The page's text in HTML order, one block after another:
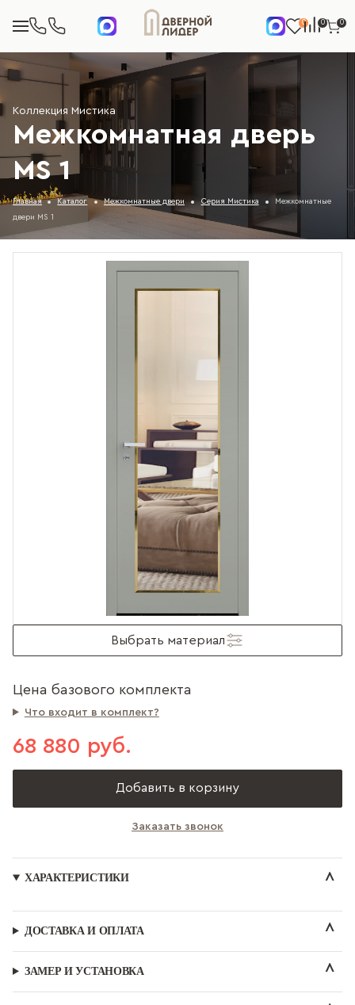
0 0 0
Коллекция Мистика
Межкомнатная дверь
MS 1
Главная Каталог Межкомнатные двери Серия Мистика
Межкомнатные
двери MS 1
Выбрать материал
Цена базового комплекта
Что входит в комплект?
68 880 руб.
Добавить в корзину
Заказать звонок
ХАРАКТЕРИСТИКИ
ДОСТАВКА И ОПЛАТА
ЗАМЕР И УСТАНОВКА